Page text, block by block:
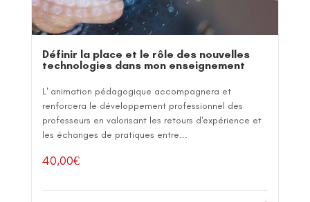
Définir la place et le rôle des nouvelles
technologies dans mon enseignement
L' animation pédagogique accompagnera et
renforcera le développement professionnel des
professeurs en valorisant les retours d'expérience et
les échanges de pratiques entre...
40,00€